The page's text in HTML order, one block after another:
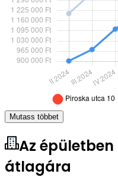
Mutass többet
Az
átlagára